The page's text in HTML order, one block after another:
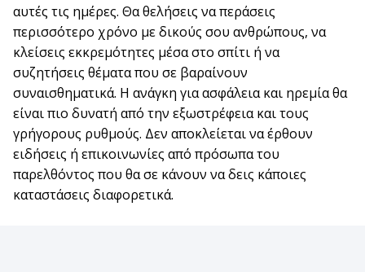
αυτές τις ημέρες. Θα θελήσεις να περάσεις
περισσότερο χρόνο με δικούς σου ανθρώπους, να
κλείσεις εκκρεμότητες μέσα στο σπίτι ή να
συζητήσεις θέματα που σε βαραίνουν
συναισθηματικά. Η ανάγκη για ασφάλεια και ηρεμία θα
είναι πιο δυνατή από την εξωστρέφεια και τους
γρήγορους ρυθμούς. Δεν αποκλείεται να έρθουν
ειδήσεις ή επικοινωνίες από πρόσωπα του
παρελθόντος που θα σε κάνουν να δεις κάποιες
καταστάσεις διαφορετικά.